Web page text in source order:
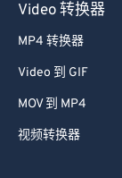
Video 转换器
MP4 转换器
Video 到 GIF
MOV 到 MP4
视频转换器